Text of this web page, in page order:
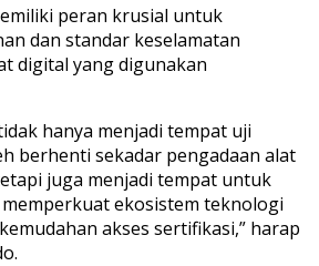
peran krusial untuk
dan standar keselamatan
digital yang digunakan
hanya menjadi tempat uji
berhenti sekadar pengadaan alat
juga menjadi tempat untuk
ekosistem teknologi
akses sertifikasi,” harap